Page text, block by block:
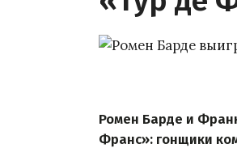
Ромен Барде и
Франс»: гонщики